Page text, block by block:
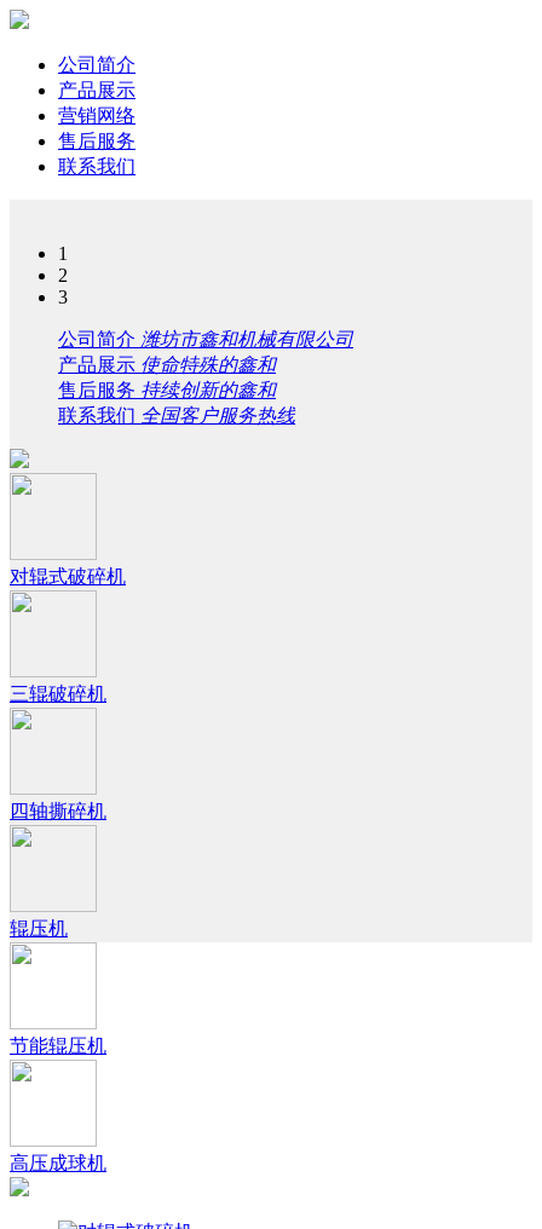
公司简介
产品展示
营销网络
售后服务
联系我们
1
2
3
公司简介 潍坊市鑫和机械有限公司
产品展示 使命特殊的鑫和
售后服务 持续创新的鑫和
联系我们 全国客户服务热线
对辊式破碎机
三辊破碎机
四轴撕碎机
辊压机
节能辊压机
高压成球机